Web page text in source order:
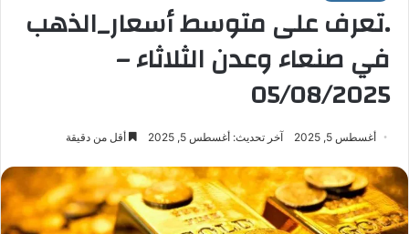
.تعرف على متوسط أسعار_الذهب
في صنعاء وعدن الثلاثاء –
05/08/2025
أغسطس 5, 2025 آخر تحديث: أغسطس 5, 2025 أقل من دقيقة